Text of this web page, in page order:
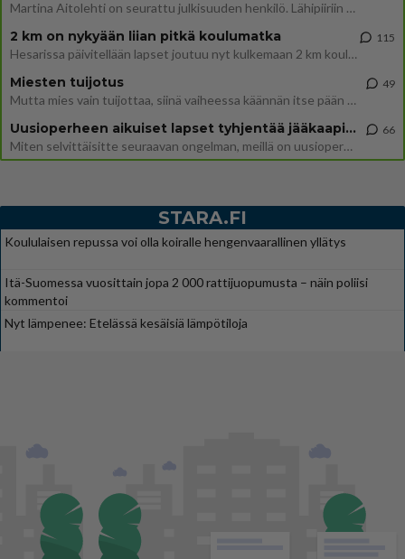
Martina Aitolehti on seurattu julkisuuden henkilö. Lähipiiriin mahtuu muitakin tunnettuja henkilöitä. Tiesitkö, että Ma
2 km on nykyään liian pitkä koulumatka
Hesarissa päivitellään lapset joutuu nyt kulkemaan 2 km kouluun jösses. Ruostefillarilla tuo matka menee vaikka miten äk
115
Miesten tuijotus
Mutta mies vain tuijottaa, siinä vaiheessa käännän itse pään pois. Mikä juttu? Yleensä jos joku tuijottaa tai katsoo, hä
49
Uusioperheen aikuiset lapset tyhjentää jääkaapin käydessään
Miten selvittäisitte seuraavan ongelman, meillä on uusioperhe, minulla teini-ikäiset lapset ja puolisolla aikuiset, jotk
66
STARA.FI
Koululaisen repussa voi olla koiralle hengenvaarallinen yllätys
Itä-Suomessa vuosittain jopa 2 000 rattijuopumusta – näin poliisi
kommentoi
Nyt lämpenee: Etelässä kesäisiä lämpötiloja